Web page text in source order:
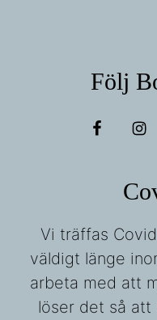
Följ
Vi träffas
väldigt länge
arbeta med att
löser det så att